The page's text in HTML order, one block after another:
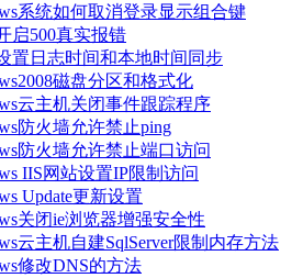
系统如何取消登录显示组合键
启500真实报错
置日志时间和本地时间同步
磁盘分区和格式化
云主机关闭事件跟踪程序
防火墙允许禁止ping
防火墙允许禁止端口访问
IIS网站设置IP限制访问
Update更新设置
关闭ie浏览器增强安全性
云主机自建SqlServer限制内存方法
修改DNS的方法